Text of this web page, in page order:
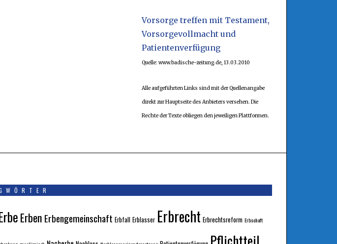
Vorsorge treffen mit Testament,
Vorsorgevollmacht und
Patientenverfügung
Quelle: www.badische-zeitung.de, 13.03.2010
Alle aufgeführten Links sind mit der Quellenangabe
direkt zur Hauptseite des Anbieters versehen. Die
Rechte der Texte obliegen den jeweiligen Plattformen.
Erben Erbengemeinschaft Erbfall Erblasser Erbrecht Erbrechtsreform Erbschaft